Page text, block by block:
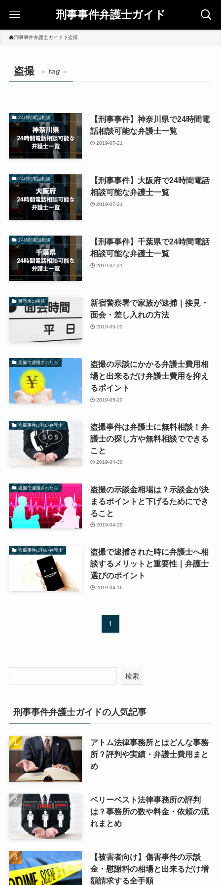
刑事事件弁護士ガイド
刑事事件弁護士ガイド 盗撮
盗撮 – tag –
24時間電話相談
【刑事事件】神奈川県で24時間電
話相談可能な弁護士一覧
2019-07-21
24時間電話相談
【刑事事件】大阪府で24時間電話
相談可能な弁護士一覧
2019-07-21
24時間電話相談
【刑事事件】千葉県で24時間電話
相談可能な弁護士一覧
2019-07-21
警察署の接見
新宿警察署で家族が逮捕｜接見・
面会・差し入れの方法
2019-05-22
盗撮で逮捕されたら
盗撮の示談にかかる弁護士費用相
場と出来るだけ弁護士費用を抑え
るポイント
2019-05-20
盗撮事件に強い弁護士
盗撮事件は弁護士に無料相談！弁
護士の探し方や無料相談でできる
こと
2019-04-30
盗撮で逮捕されたら
盗撮の示談金相場は？示談金が決
まるポイントと下げるためにでき
ること
2019-04-30
盗撮事件に強い弁護士
盗撮で逮捕された時に弁護士へ相
談するメリットと重要性｜弁護士
選びのポイント
2019-04-16
1
検索
刑事事件弁護士ガイドの人気記事
アトム法律事務所とはどんな事務
所？評判や実績・弁護士費用まと
め
ベリーベスト法律事務所の評判
は？事務所の数や料金・依頼の流
れまとめ
【被害者向け】傷害事件の示談
金・慰謝料の相場と出来るだけ増
額請求する全手順